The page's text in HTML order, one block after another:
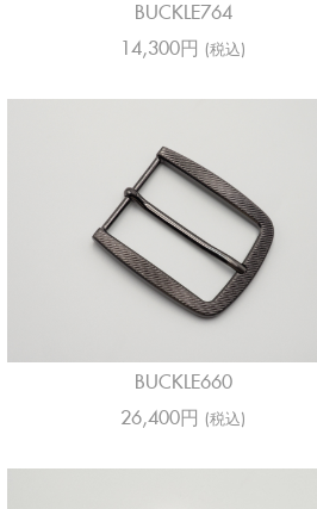
BUCKLE764
14,300円 (税込)
BUCKLE660
26,400円 (税込)